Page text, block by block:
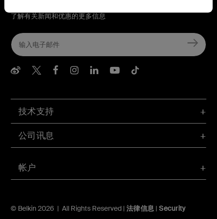
帐户
技术支持
公司讯息
© Belkin 2026 | All Rights Reserved | 法律信息 |Security
了解有关新闻和优惠的更多信息
Belkin Weibo
Belkin Twitter
Belkin Facebook
Belkin Instagram
Belkin LInkedIn
Belkin Youtube
Belkin